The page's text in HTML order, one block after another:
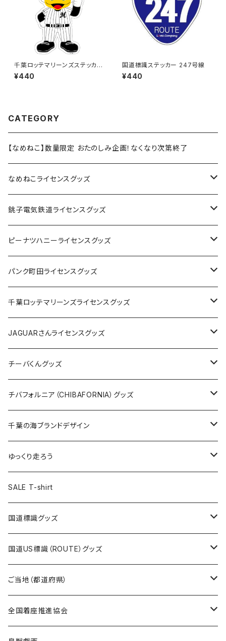
千葉ロッテマリーンズステッカー
13
¥440
国道標識ステッカー 247号線
¥440
CATEGORY
【なめねこ】数量限定 おたのしみ企画！なくなり次第終了
なめねこライセンスグッズ
Tシャツ
キャップ
ステッカー
缶バッジ
ホテルキーホルダー
銚子電気鉄道ライセンスグッズ
ステッカー
缶バッジ
アクリルキーホルダー
ホテルキーホルダー
クリアファイル
Tシャツ
キャップ
トートバッグ
ランチバッグ
エコバッグ
ピーナツハニーライセンスグッズ
Tシャツ
キャップ
バッグ
ステッカー
缶バッジ
キーホルダー
クリアファイル
パンク町田ライセンスグッズ
Tシャツ
キャップ
バッグ
ステッカー
缶バッジ
キーホルダー
クリアファイル
千葉ロッテマリーンズライセンスグッズ
ステッカー
ステッカー
ステッカー大
缶バッジ
缶バッジ32mm
缶バッジ54mm
エコバッグ
JAGUARさんコラボグッズ
Tシャツ
ステッカー
サコッシュ
ホテルキーホルダー
モーテルキーホルダー
トートバッグ
JAGUARさんライセンスグッズ
Tシャツ
ステッカー
缶バッジ
クリアファイル
マスク
エコバッグ
千葉ロッテマリーンズコラボ
チーバくんグッズ
Tシャツ
キャップ
エコバッグ
ステッカー
モーテルキーホルダー
ホテルキーホルダー
トートバッグ
チバフォルニア（CHIBAFORNIA）グッズ
Tシャツ
キャップ
ステッカー
ホテルキーホルダー
千葉の海ブランドデザイン
Tシャツ
キャップ
ステッカー
ゆっくり走ろう
Tシャツ
ステッカー
ホテルキーホルダー
SALE T-shirt
国道標識グッズ
ステッカー
国道0～99号線
国道100～199号線
Tシャツ
キャップ
国道US標識（ROUTE）グッズ
ステッカー
ROUTE 0～99号線
ROUTE100～199号線
Tシャツ
ROUTE 0～99号線
ご当地（都道府県）
北海道
全国着座推進協会